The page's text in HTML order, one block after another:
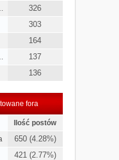
326
303
164
137
136
fora
Ilość postów
650 (4.28%)
421 (2.77%)